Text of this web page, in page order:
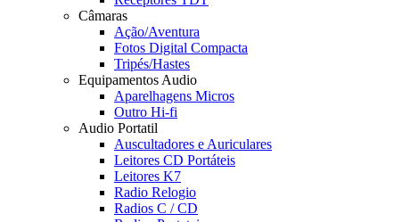
Câmaras
Ação/Aventura
Fotos Digital Compacta
Tripés/Hastes
Equipamentos Audio
Aparelhagens Micros
Outro Hi-fi
Audio Portatil
Auscultadores e Auriculares
Leitores CD Portáteis
Leitores K7
Radio Relogio
Radios C / CD